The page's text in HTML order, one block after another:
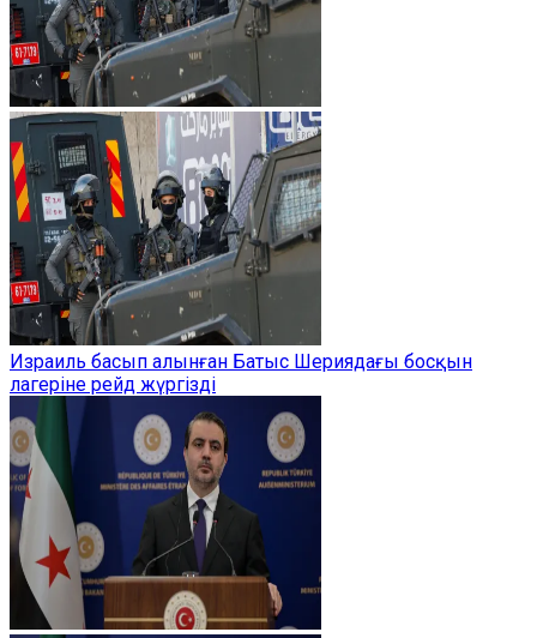
Израиль басып алынған Батыс Шериядағы босқын
лагеріне рейд жүргізді